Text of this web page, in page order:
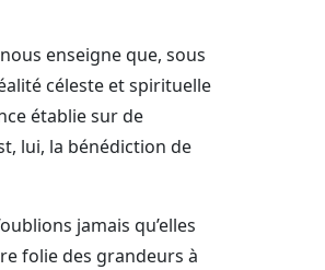
enseigne que, sous
céleste et spirituelle
établie sur de
lui, la bénédiction de
jamais qu’elles
folie des grandeurs à